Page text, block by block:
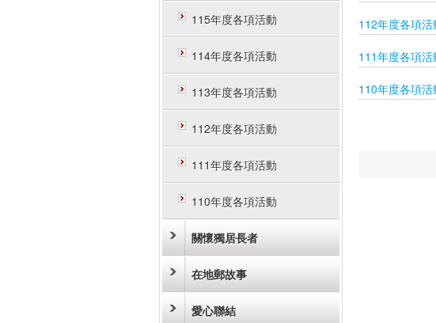
115年度各項活動
114年度各項活動
113年度各項活動
112年度各項活動
111年度各項活動
110年度各項活動
關懷獨居長者
在地郵故事
愛心聯結
112年度各項活
111年度各項活
110年度各項活